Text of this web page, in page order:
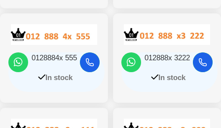
012888x 3222
In stock
0128884x 555
In stock